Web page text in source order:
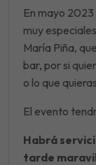
En mayo
muy
María Piña,
bar, por si
o lo que
El evento
Habrá
tarde